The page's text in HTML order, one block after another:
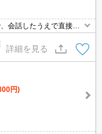
会話したうえで直接会
収納はシューズボック
で、衣類や日用品の収
サッと身支度を整える
こちらの物件はアパー
詳細を見る
円)